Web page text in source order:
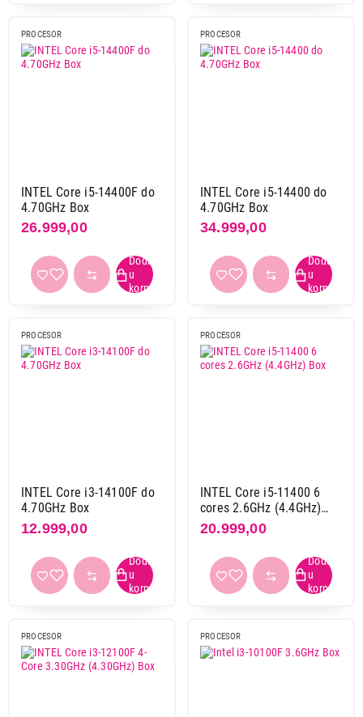
PROCESOR
INTEL Core i5-14400F do
4.70GHz Box
26.999,00
PROCESOR
INTEL Core i5-14400 do
4.70GHz Box
34.999,00
PROCESOR
INTEL Core i3-14100F do
4.70GHz Box
12.999,00
PROCESOR
INTEL Core i5-11400 6
cores 2.6GHz (4.4GHz)
Box
20.999,00
PROCESOR PROCESOR